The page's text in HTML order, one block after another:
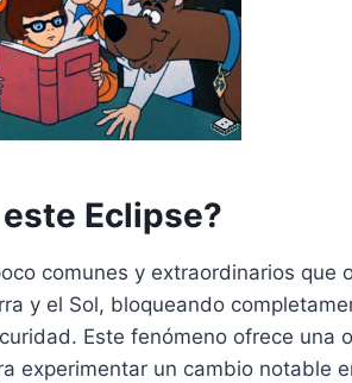
Eclipse?
comunes y extraordinarios que
y el Sol, bloqueando
Este fenómeno ofrece una
experimentar un cambio notable